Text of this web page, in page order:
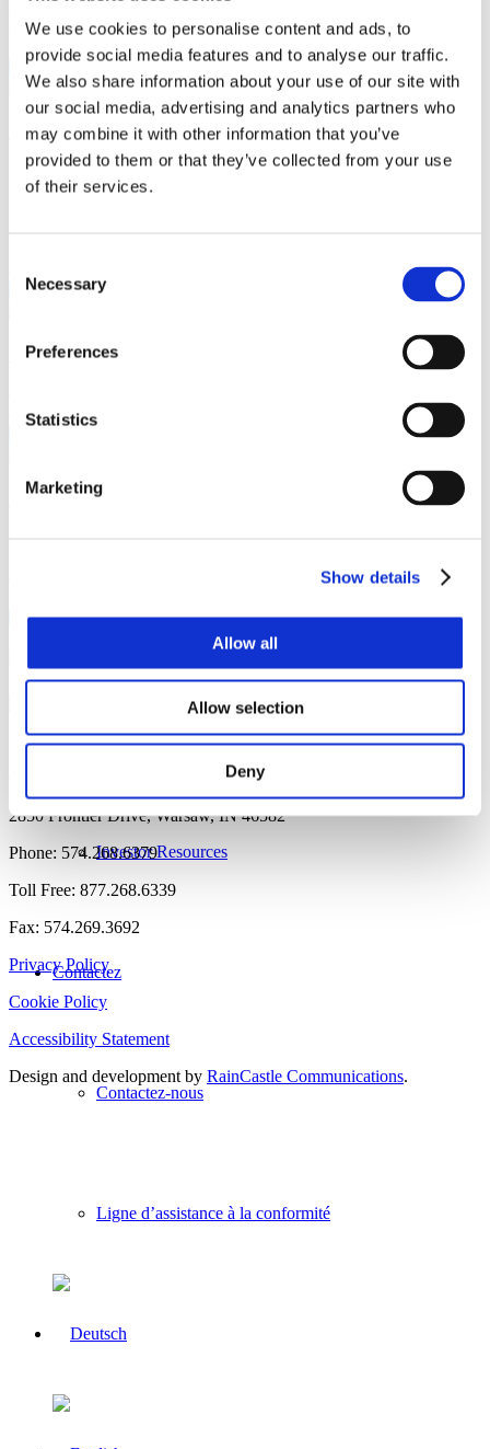
We use cookies to personalise content and ads, to
provide social media features and to analyse our traffic.
We also share information about your use of our site with
our social media, advertising and analytics partners who
may combine it with other information that you’ve
provided to them or that they’ve collected from your use
of their services.
Selection
Necessary
Preferences
Statistics
Marketing
Show details
Allow all
Allow selection
Deny
Overview
Stock Information
Financials & Filings
Investor Resources
Contactez
Contactez-nous
Ligne d’assistance à la conformité
avec ou sans carpectomie de la rangée proximale (PRC). Des
plaques de 99 mm et 112 mm sont disponibles.
Lire la suite
PediFrag
Système de plaque polyvalent tout-en-un permettant une fixation par
vis verrouillées et non verrouillées. Disponible en instruments et
de plaques, y compris des plaques de compression verrouillées,
Lire la suite
Vis canulées
et entièrement filetées de 2,5 mm à 7,3 mm..
PediNail™
diamètres de 7 mm, 8 mm, 9 mm et 10 mm et en longueurs de 200
Lire la suite
© 2026 OrthoPediatrics Corp.
2850 Frontier Drive, Warsaw, IN 46582
Phone: 574.268.6379
Toll Free: 877.268.6339
Fax: 574.269.3692
Privacy Policy
Cookie Policy
Accessibility Statement
Design and development by RainCastle Communications.